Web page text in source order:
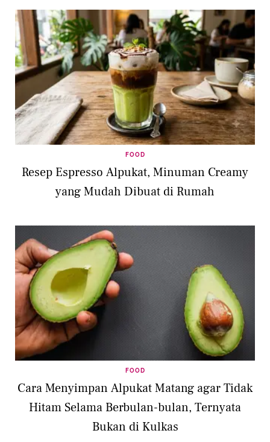
FOOD
Resep Espresso Alpukat, Minuman Creamy
yang Mudah Dibuat di Rumah
FOOD
Cara Menyimpan Alpukat Matang agar Tidak
Hitam Selama Berbulan-bulan, Ternyata
Bukan di Kulkas